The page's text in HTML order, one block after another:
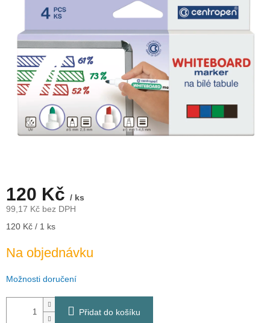
hvězdiček.
120 Kč / ks
99,17 Kč bez DPH
Měrná
120 Kč / 1 ks
Na objednávku
Možnosti doručení
Přidat do košíku